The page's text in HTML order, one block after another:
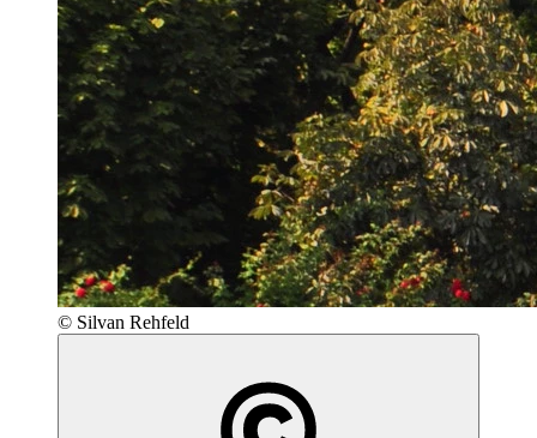
© Silvan Rehfeld